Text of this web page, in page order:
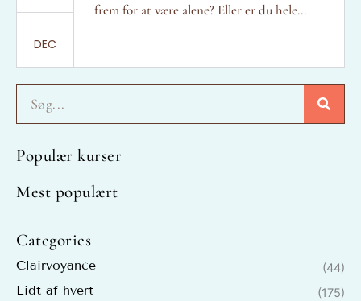
Populær kurser
Mest populært
Categories
Clairvoyance (44)
Lidt af hvert (175)
DEC
frem for at være alene? Eller er du hele...